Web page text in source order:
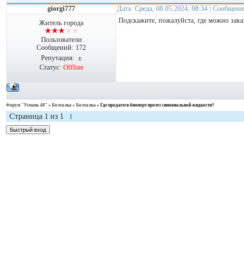
giorgi777 Дата: Среда, 08.05.2024, 08:34 |
Житель города
Пользователи
Сообщений: 172
Репутация: ±
Статус: Offline
Подскажите, пожалуйста, где можно
Форум "Усмань 48" » Болталка » Болталка » Где продается биопорт протез синовиальной жидкости?
Страница 1 из 1
1